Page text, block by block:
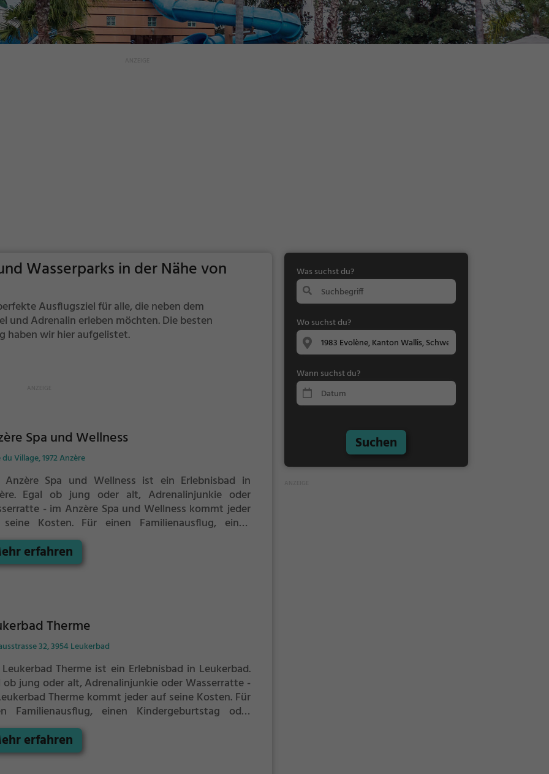
Wasserparks in der Nähe von
Ausflugsziel für alle, die neben dem
und Adrenalin erleben möchten. Die besten
haben wir hier aufgelistet.
Spa und Wellness
du Village, 1972 Anzère
Anzère Spa und Wellness ist ein Erlebnisbad in
Egal ob jung oder alt, Adrenalinjunkie oder
- im Anzère Spa und Wellness kommt jeder
Kosten. Für einen Familienausflug, einen
oder einfach mit Freunden ist das
Spa und Wellness genau die richtige Adresse.
erfahren
Therme
32, 3954 Leukerbad
Therme ist ein Erlebnisbad in Leukerbad.
ob jung oder alt, Adrenalinjunkie oder Wasserratte -
Therme kommt jeder auf seine Kosten. Für
Familienausflug, einen Kindergeburtstag oder
mit Freunden ist das Leukerbad Therme genau
richtige Adresse.
erfahren
Was suchst du?
Wo suchst du?
Wann suchst du?
Suchen